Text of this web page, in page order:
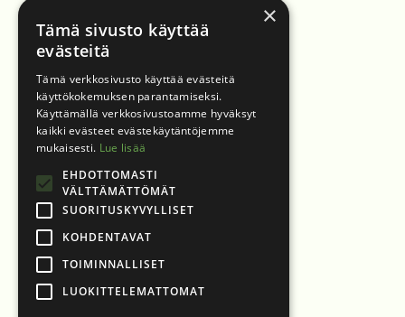
×
Tämä sivusto käyttää
evästeitä
Tämä verkkosivusto käyttää evästeitä
käyttökokemuksen parantamiseksi.
Käyttämällä verkkosivustoamme hyväksyt
kaikki evästeet evästekäytäntöjemme
mukaisesti. Lue lisää
EHDOTTOMASTI
VÄLTTÄMÄTTÖMÄT
SUORITUSKYVYLLISET
KOHDENTAVAT
TOIMINNALLISET
LUOKITTELEMATTOMAT